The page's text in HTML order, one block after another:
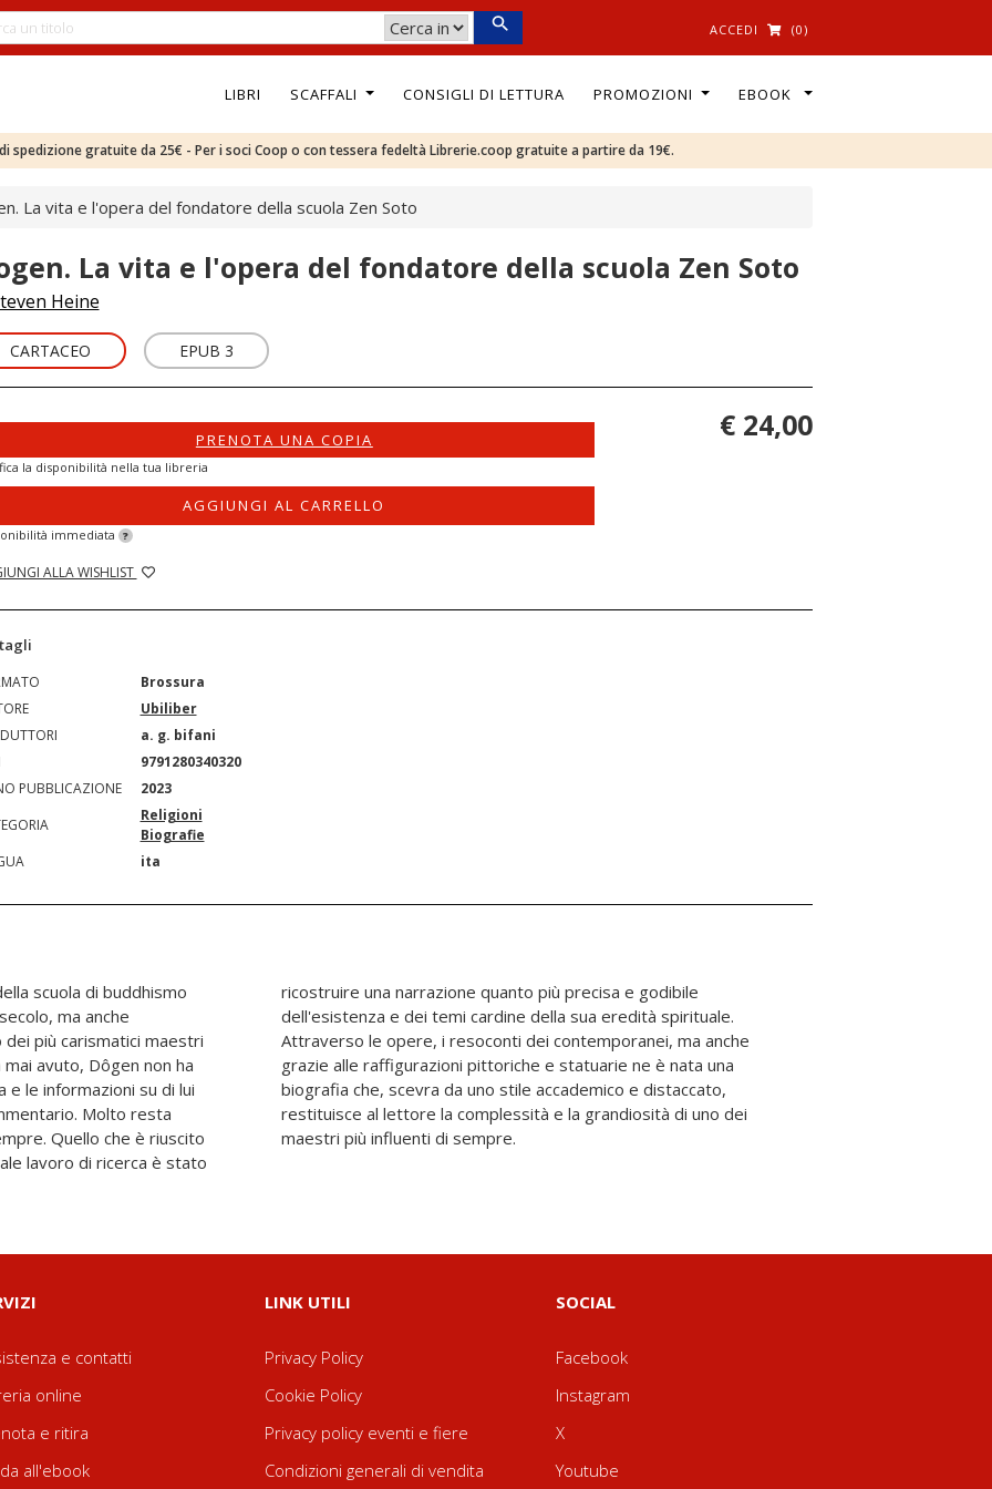
ACCEDI (0)
LIBRI SCAFFALI CONSIGLI DI LETTURA PROMOZIONI EBOOK
spedizione gratuite da 25€ - Per i soci Coop o con tessera fedeltà Librerie.coop gratuite a partire da 19€.
La vita e l'opera del fondatore della scuola Zen Soto
La vita e l'opera del fondatore della scuola Zen Soto
Heine
CARTACEO EPUB 3
PRENOTA UNA COPIA
la disponibilità nella tua libreria
AGGIUNGI AL CARRELLO
immediata ?
ALLA WISHLIST
€ 24,00
Brossura
Ubiliber
a. g. bifani
9791280340320
PUBBLICAZIONE
2023
Religioni
Biografie
ita
scuola di buddhismo
ma anche
più carismatici maestri
avuto, Dôgen non ha
e le informazioni su di lui
Molto resta
Quello che è riuscito
lavoro di ricerca è stato
precisa e godibile
eredità spirituale.
ma anche
ne è nata una
e distaccato,
grandiosità di uno dei
maestri più influenti di sempre.
e contatti
online
e ritira
all'ebook
LINK UTILI
Privacy Policy
Cookie Policy
Privacy policy eventi e fiere
Condizioni generali di vendita
SOCIAL
Facebook
Instagram
X
Youtube